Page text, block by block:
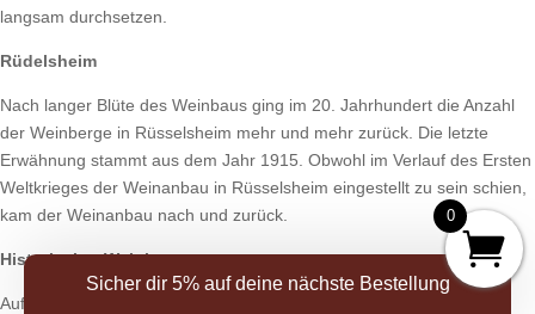
langsam durchsetzen.
Rüdelsheim
Nach langer Blüte des Weinbaus ging im 20. Jahrhundert die Anzahl
der Weinberge in Rüsselsheim mehr und mehr zurück. Die letzte
Erwähnung stammt aus dem Jahr 1915. Obwohl im Verlauf des Ersten
Weltkrieges der Weinanbau in Rüsselsheim eingestellt zu sein schien,
kam der Weinanbau nach und zurück.
Historischer Weinberg
Auf einem stadteigenem Grundstück von 800 m2 im Frühjahr 1980
0
Sicher dir 5% auf deine nächste Bestellung